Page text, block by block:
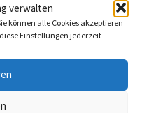
verwalten
können alle Cookies akzeptieren
Einstellungen jederzeit
Länge